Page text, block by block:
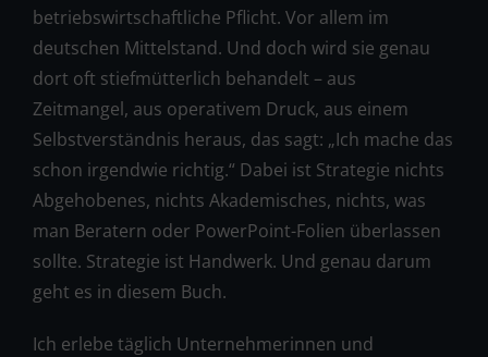
betriebswirtschaftliche Pflicht. Vor allem im
deutschen Mittelstand. Und doch wird sie genau
dort oft stiefmütterlich behandelt – aus
Zeitmangel, aus operativem Druck, aus einem
Selbstverständnis heraus, das sagt: „Ich mache das
schon irgendwie richtig.“ Dabei ist Strategie nichts
Abgehobenes, nichts Akademisches, nichts, was
man Beratern oder PowerPoint-Folien überlassen
sollte. Strategie ist Handwerk. Und genau darum
geht es in diesem Buch.
Ich erlebe täglich Unternehmerinnen und